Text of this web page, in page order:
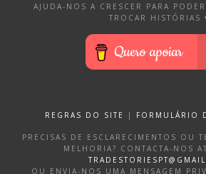
AJUDA-NOS A CRESCER PARA
TROCAR HISTÓRIAS
REGRAS DO SITE | FORMULÁRIO
PRECISAS DE ESCLARECIMENTOS OU
MELHORIA? CONTACTA-NOS
OU ENVIA-NOS UMA MENSAGEM